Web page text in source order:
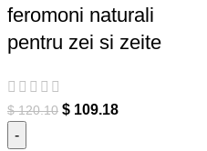
feromoni naturali
pentru zei si zeite
$120.10 $ 109.18